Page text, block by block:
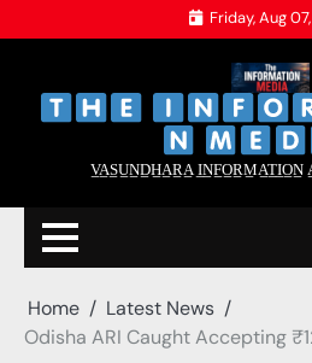
to
Friday, Aug
V̲A̲S̲U̲N̲D̲H̲A̲R̲A̲ I̲N̲F̲O̲R̲M̲A̲T̲I̲O̲N̲
Home
Latest News
Odisha ARI Caught Accepting